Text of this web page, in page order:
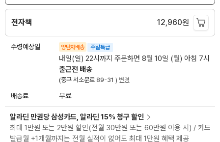
전자책 12,960원
수령예상일 양탄자배송 주말특급
내일(일) 22시까지 주문하면 8월 10일 (월) 아침 7시
출근전 배송
(중구 서소문로 89-31 ) 변경
배송료 무료
알라딘 만권당 삼성카드, 알라딘 15% 청구 할인
최대 1만원 또는 2만원 할인(전월 30만원 또는 60만원 이용 시) / 카드
발급월 +1개월까지는 전월 실적이 없어도 최대 1만원 혜택 제공